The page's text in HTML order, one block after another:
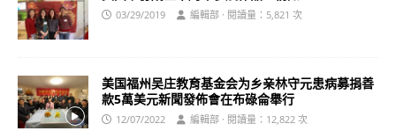
03/29/2019 編輯部 · 閱讀量：5,821 次
美国福州吴庄教育基金会为乡亲林守元患病募捐善
款5萬美元新聞發佈會在布碌侖舉行
12/07/2022 編輯部 · 閱讀量：12,822 次